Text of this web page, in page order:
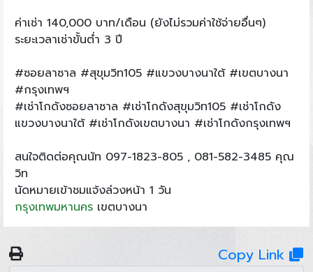
ค่าเช่า 140,000 บาท/เดือน (ยังไม่รวมค่าใช้จ่ายอื่นๆ)
ระยะเวลาเช่าขั้นต่ำ 3 ปี
#ซอยลาซาล #สุขุมวิท105 #แขวงบางนาใต้ #เขตบางนา
#กรุงเทพฯ
#เช่าโกดังซอยลาซาล #เช่าโกดังสุขุมวิท105 #เช่าโกดัง
แขวงบางนาใต้ #เช่าโกดังเขตบางนา #เช่าโกดังกรุงเทพฯ
สนใจติดต่อคุณนัท 097-1823-805 , 081-582-3485 คุณ
วิท
นัดหมายเข้าชมแจ้งล่วงหน้า 1 วัน
กรุงเทพมหานครเขตบางนา
Copy Link